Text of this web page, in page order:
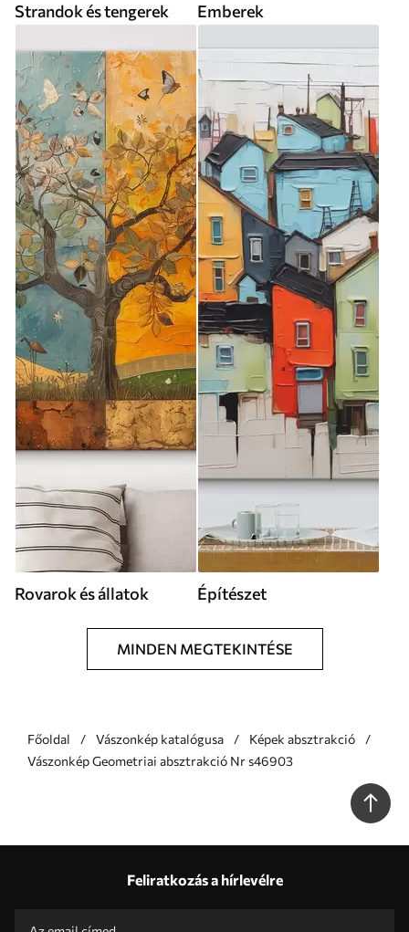
Strandok és tengerek Emberek
Rovarok és állatok Építészet
MINDEN MEGTEKINTÉSE
Főoldal Vászonkép katalógusa
Képek absztrakció
Vászonkép Geometriai absztrakció Nr s46903
Feliratkozás a hírlevélre